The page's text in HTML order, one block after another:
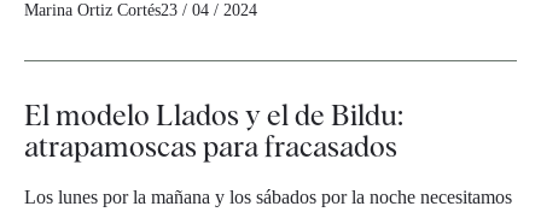
Marina Ortiz Cortés23 / 04 / 2024
El modelo Llados y el de Bildu:
atrapamoscas para fracasados
Los lunes por la mañana y los sábados por la noche necesitamos